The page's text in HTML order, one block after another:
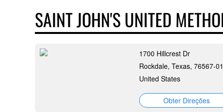
SAINT JOHN'S UNITED
1700 Hillcrest Dr
Rockdale, Texas, 76567-
United States
Obter Direções